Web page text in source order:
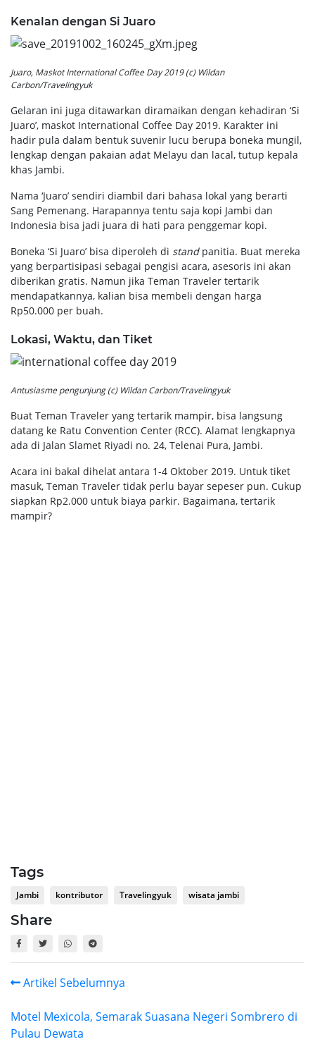
Kenalan dengan Si Juaro
Juaro, Maskot International Coffee Day 2019 (c) Wildan
Carbon/Travelingyuk
Gelaran ini juga ditawarkan diramaikan dengan kehadiran ‘Si
Juaro’, maskot International Coffee Day 2019. Karakter ini
hadir pula dalam bentuk suvenir lucu berupa boneka mungil,
lengkap dengan pakaian adat Melayu dan lacal, tutup kepala
khas Jambi.
Nama ‘Juaro’ sendiri diambil dari bahasa lokal yang berarti
Sang Pemenang. Harapannya tentu saja kopi Jambi dan
Indonesia bisa jadi juara di hati para penggemar kopi.
Boneka ‘Si Juaro’ bisa diperoleh di standpanitia. Buat mereka
yang berpartisipasi sebagai pengisi acara, asesoris ini akan
diberikan gratis. Namun jika Teman Traveler tertarik
mendapatkannya, kalian bisa membeli dengan harga
Rp50.000 per buah.
Lokasi, Waktu, dan Tiket
Antusiasme pengunjung (c) Wildan Carbon/Travelingyuk
Buat Teman Traveler yang tertarik mampir, bisa langsung
datang ke Ratu Convention Center (RCC). Alamat lengkapnya
ada di Jalan Slamet Riyadi no. 24, Telenai Pura, Jambi.
Acara ini bakal dihelat antara 1-4 Oktober 2019. Untuk tiket
masuk, Teman Traveler tidak perlu bayar sepeser pun. Cukup
siapkan Rp2.000 untuk biaya parkir. Bagaimana, tertarik
mampir?
Tags
Jambi kontributor Travelingyuk wisata jambi
Share
Artikel Sebelumnya
Motel Mexicola, Semarak Suasana Negeri Sombrero di
Pulau Dewata